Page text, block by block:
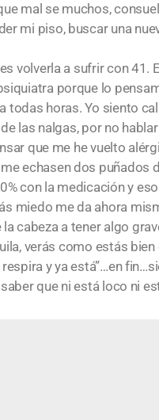
mal se muchos,
mi piso, buscar una
volverla a sufrir con 41.
porque lo
horas. Yo siento
las nalgas, por no
que me he vuelto
echasen dos puñados
con la medicación y
miedo me da ahora
cabeza a tener algo
verás como estás
y ya está”…en
que ni está loco ni